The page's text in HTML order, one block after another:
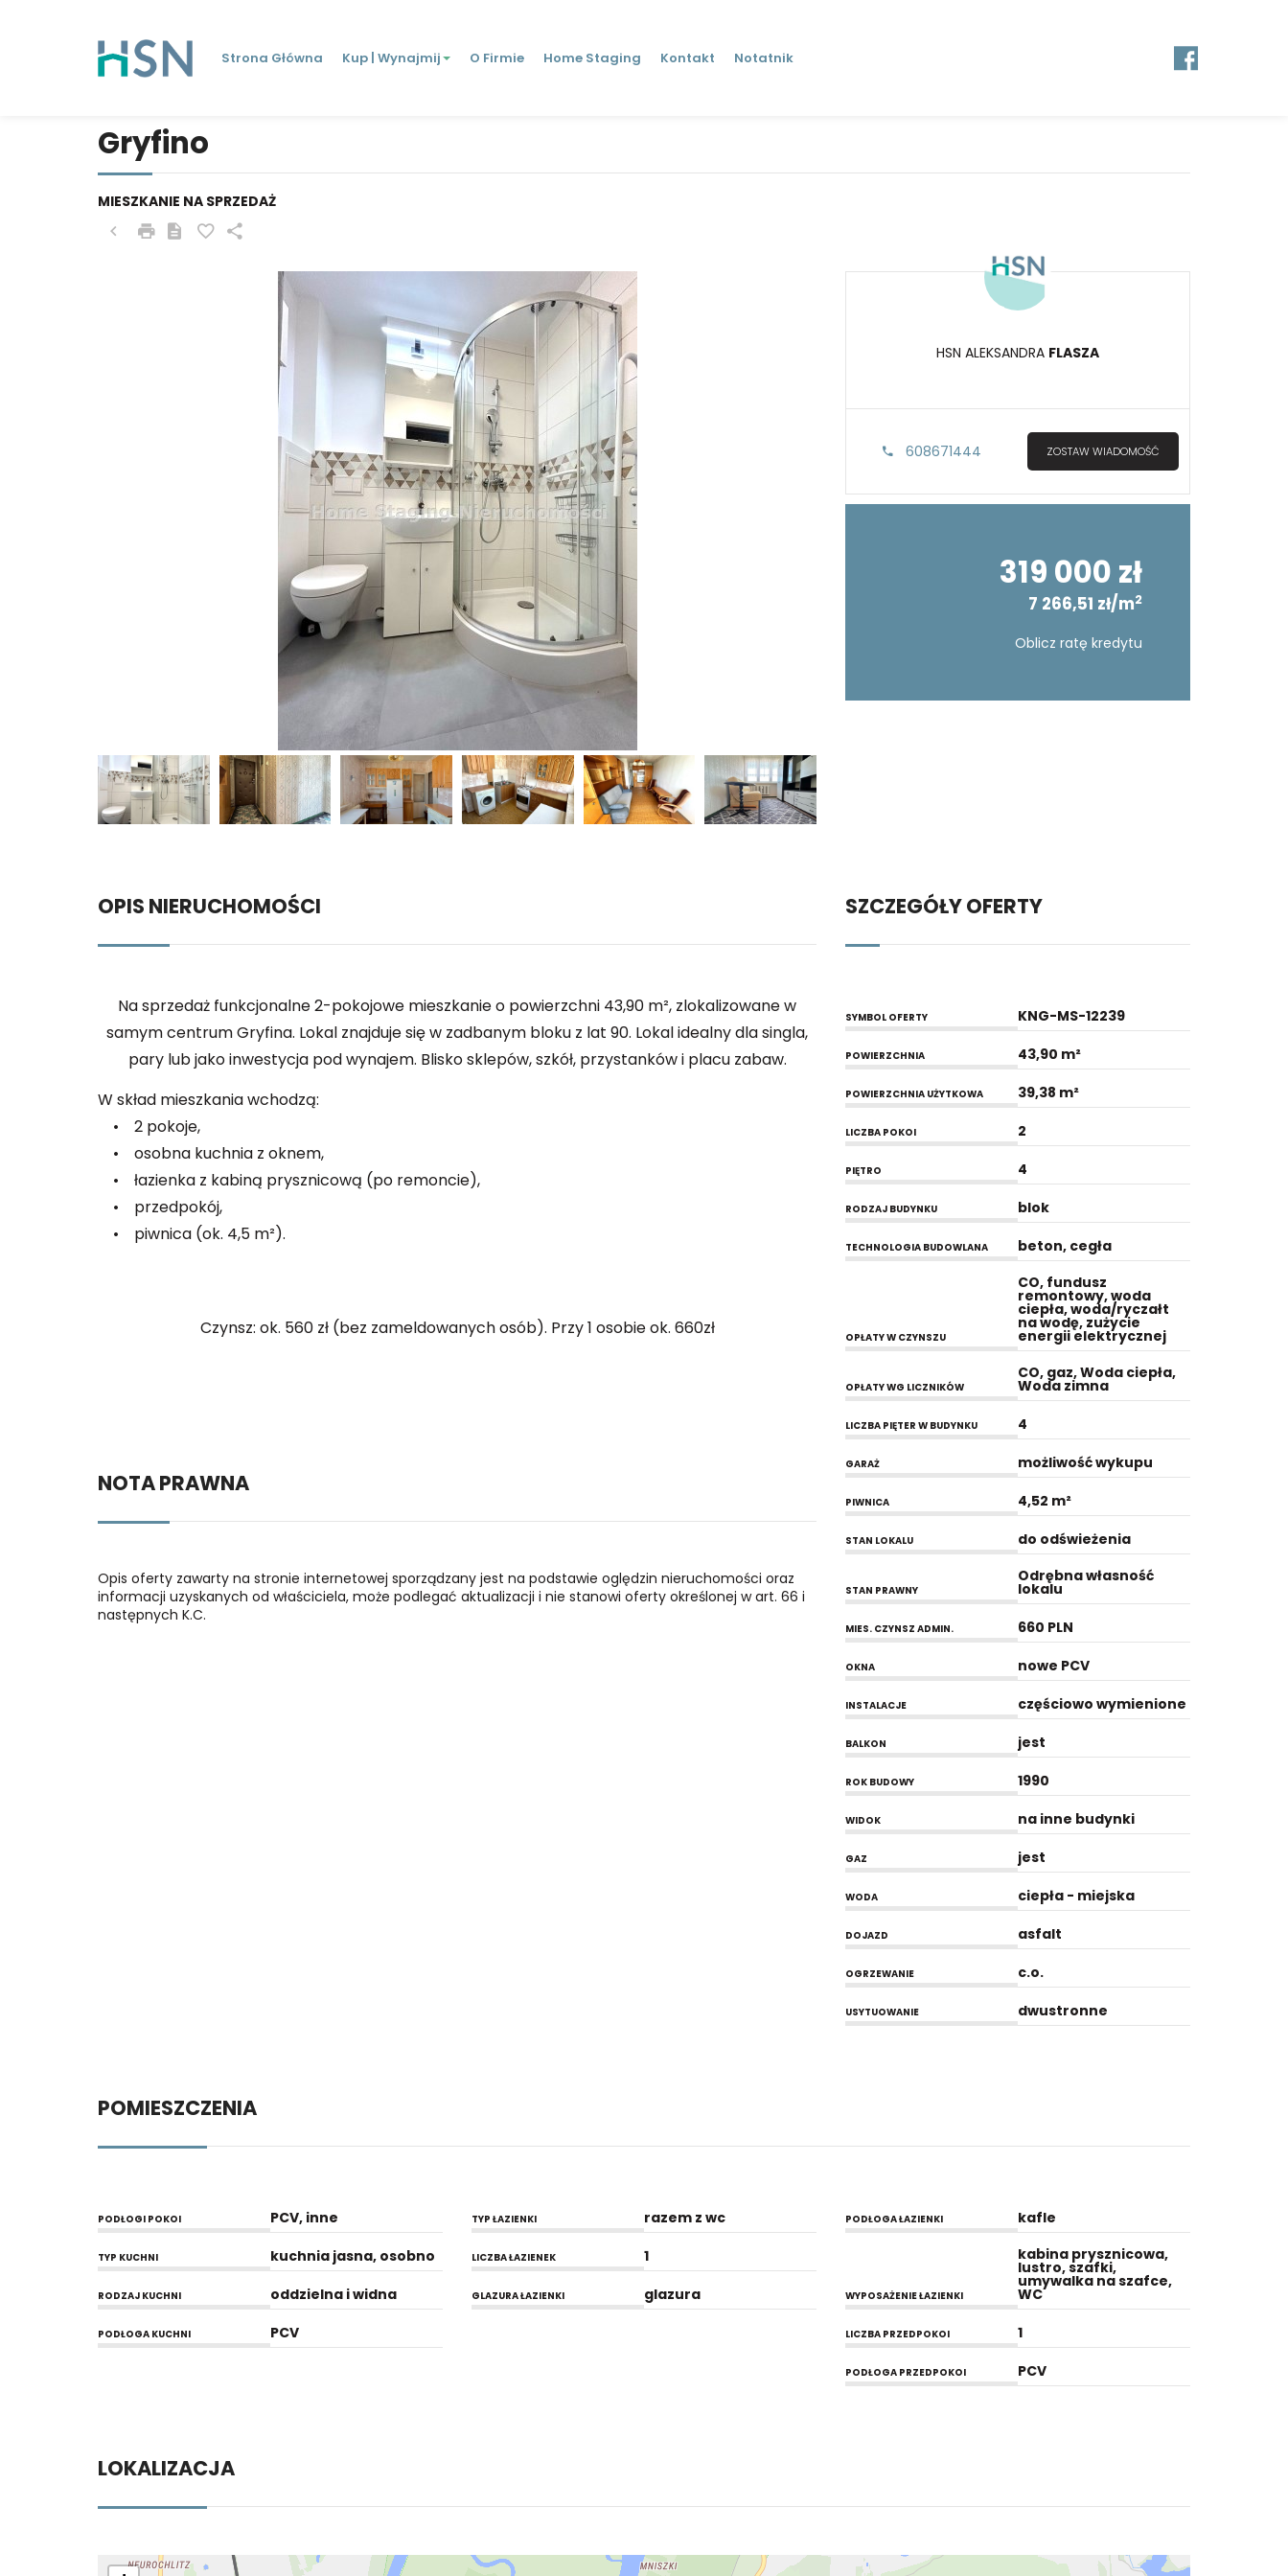
Strona Główna Kup | Wynajmij O Firmie Home Staging Kontakt Notatnik
Gryfino
MIESZKANIE NA SPRZEDAŻ
HSN ALEKSANDRA FLASZA
608671444 ZOSTAW WIADOMOŚĆ
319 000 zł
7 266,51 zł/m2
Oblicz ratę kredytu
OPIS NIERUCHOMOŚCI
Na sprzedaż funkcjonalne 2-pokojowe mieszkanie o powierzchni 43,90 m², zlokalizowane w
samym centrum Gryfina. Lokal znajduje się w zadbanym bloku z lat 90. Lokal idealny dla singla,
pary lub jako inwestycja pod wynajem. Blisko sklepów, szkół, przystanków i placu zabaw.
W skład mieszkania wchodzą:
• 2 pokoje,
• osobna kuchnia z oknem,
• łazienka z kabiną prysznicową (po remoncie),
• przedpokój,
• piwnica (ok. 4,5 m²).
Czynsz: ok. 560 zł (bez zameldowanych osób). Przy 1 osobie ok. 660zł
NOTA PRAWNA
Opis oferty zawarty na stronie internetowej sporządzany jest na podstawie oględzin nieruchomości oraz
informacji uzyskanych od właściciela, może podlegać aktualizacji i nie stanowi oferty określonej w art. 66 i
następnych K.C.
SZCZEGÓŁY OFERTY
SYMBOL OFERTY KNG-MS-12239
POWIERZCHNIA 43,90 m²
POWIERZCHNIA UŻYTKOWA 39,38 m²
LICZBA POKOI 2
PIĘTRO 4
RODZAJ BUDYNKU blok
TECHNOLOGIA BUDOWLANA beton, cegła
OPŁATY W CZYNSZU
CO, fundusz
remontowy, woda
ciepła, woda/ryczałt
na wodę, zużycie
energii elektrycznej
OPŁATY WG LICZNIKÓW
CO, gaz, Woda ciepła,
Woda zimna
LICZBA PIĘTER W BUDYNKU 4
GARAŻ możliwość wykupu
PIWNICA 4,52 m²
STAN LOKALU do odświeżenia
STAN PRAWNY
Odrębna własność
lokalu
MIES. CZYNSZ ADMIN. 660 PLN
OKNA nowe PCV
INSTALACJE częściowo wymienione
BALKON jest
ROK BUDOWY 1990
WIDOK na inne budynki
GAZ jest
WODA ciepła - miejska
DOJAZD asfalt
OGRZEWANIE c.o.
USYTUOWANIE dwustronne
POMIESZCZENIA
PODŁOGI POKOI PCV, inne
TYP KUCHNI kuchnia jasna, osobno
RODZAJ KUCHNI oddzielna i widna
PODŁOGA KUCHNI PCV
TYP ŁAZIENKI razem z wc
LICZBA ŁAZIENEK 1
GLAZURA ŁAZIENKI glazura
PODŁOGA ŁAZIENKI kafle
WYPOSAŻENIE ŁAZIENKI
kabina prysznicowa,
lustro, szafki,
umywalka na szafce,
WC
LICZBA PRZEDPOKOI 1
PODŁOGA PRZEDPOKOI PCV
LOKALIZACJA